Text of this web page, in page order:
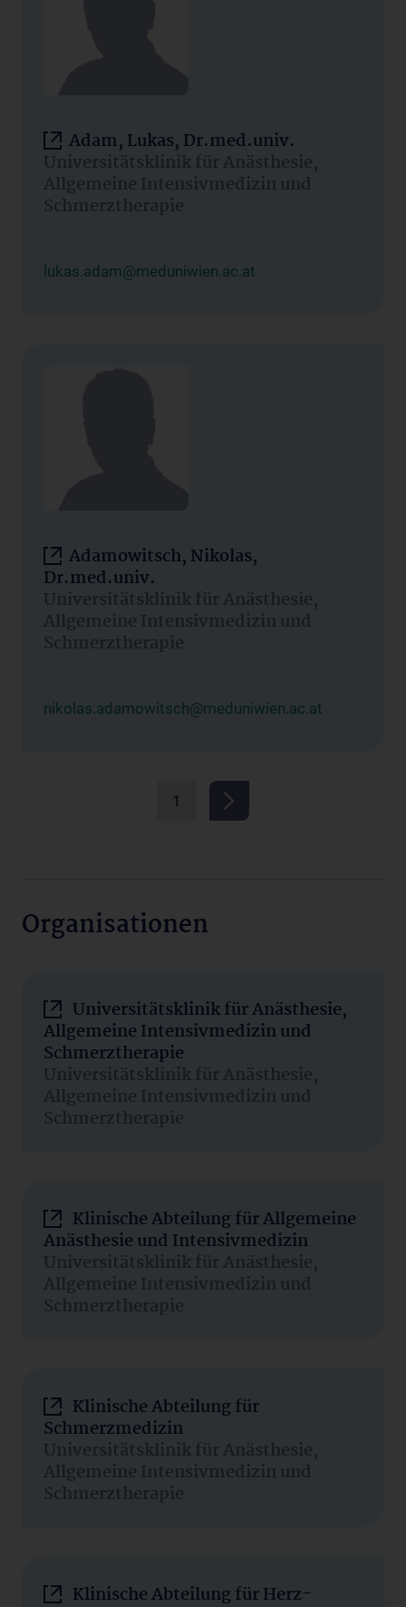
Adam, Lukas, Dr.med.univ.
Universitätsklinik für Anästhesie,
Allgemeine Intensivmedizin und
Schmerztherapie
lukas.adam@meduniwien.ac.at
Adamowitsch, Nikolas,
Dr.med.univ.
Universitätsklinik für Anästhesie,
Allgemeine Intensivmedizin und
Schmerztherapie
nikolas.adamowitsch@meduniwien.ac.at
1
Organisationen
Universitätsklinik für Anästhesie,
Allgemeine Intensivmedizin und
Schmerztherapie
Universitätsklinik für Anästhesie,
Allgemeine Intensivmedizin und
Schmerztherapie
Klinische Abteilung für Allgemeine
Anästhesie und Intensivmedizin
Universitätsklinik für Anästhesie,
Allgemeine Intensivmedizin und
Schmerztherapie
Klinische Abteilung für
Schmerzmedizin
Universitätsklinik für Anästhesie,
Allgemeine Intensivmedizin und
Schmerztherapie
Klinische Abteilung für Herz-